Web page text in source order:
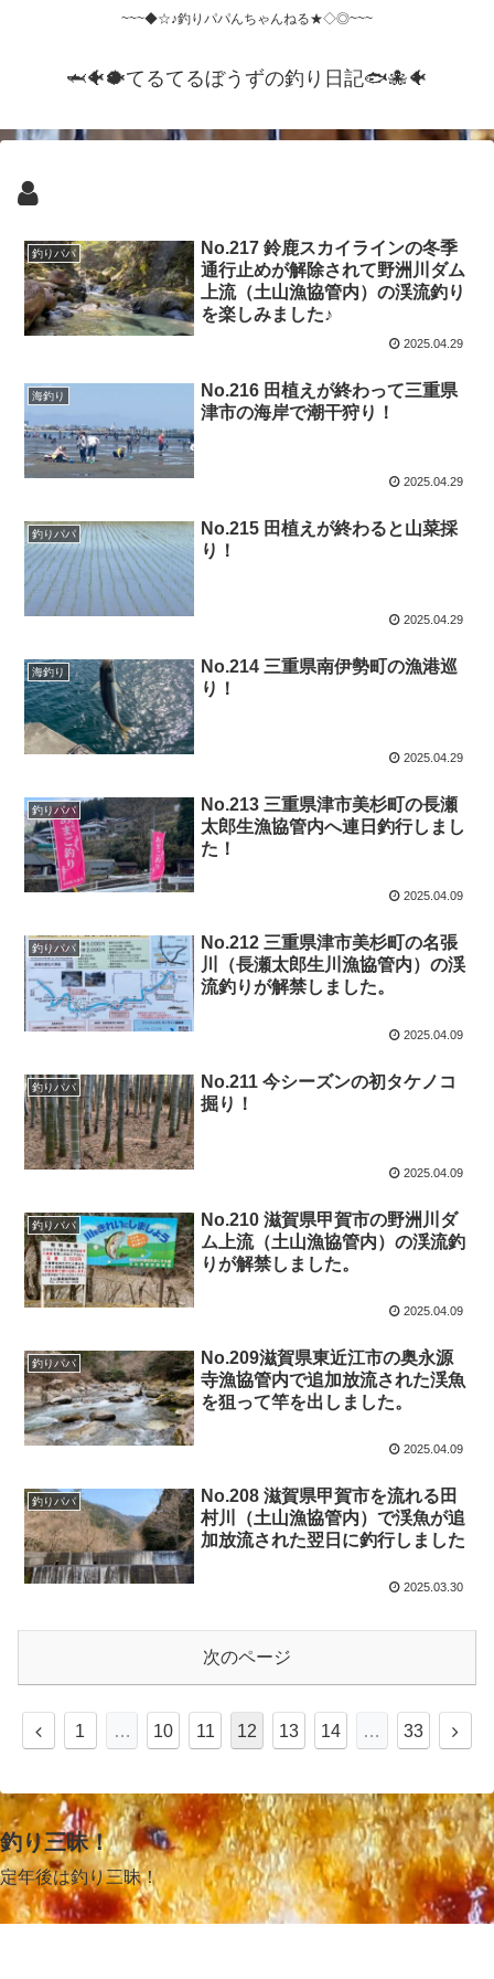
~~~◆☆♪釣りパパんちゃんねる★◇◎~~~
🦈🐠🐡てるてるぼうずの釣り日記🐟️🐙🐠
釣りパパ
No.217 鈴鹿スカイラインの冬季
通行止めが解除されて野洲川ダム
上流（土山漁協管内）の渓流釣り
を楽しみました♪
2025.04.29
海釣り
No.216 田植えが終わって三重県
津市の海岸で潮干狩り！
2025.04.29
釣りパパ
No.215 田植えが終わると山菜採
り！
2025.04.29
海釣り
No.214 三重県南伊勢町の漁港巡
り！
2025.04.29
釣りパパ
No.213 三重県津市美杉町の長瀬
太郎生漁協管内へ連日釣行しまし
た！
2025.04.09
釣りパパ
No.212 三重県津市美杉町の名張
川（長瀬太郎生川漁協管内）の渓
流釣りが解禁しました。
2025.04.09
釣りパパ
No.211 今シーズンの初タケノコ
掘り！
2025.04.09
釣りパパ
No.210 滋賀県甲賀市の野洲川ダ
ム上流（土山漁協管内）の渓流釣
りが解禁しました。
2025.04.09
釣りパパ
No.209滋賀県東近江市の奥永源
寺漁協管内で追加放流された渓魚
を狙って竿を出しました。
2025.04.09
釣りパパ
No.208 滋賀県甲賀市を流れる田
村川（土山漁協管内）で渓魚が追
加放流された翌日に釣行しました
2025.03.30
次のページ
1 … 10 11 12 13 14 … 33
釣り三昧！
定年後は釣り三昧！